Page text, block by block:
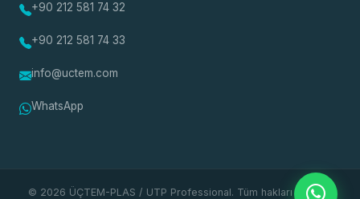
+90 212 581 74 32
+90 212 581 74 33
info@uctem.com
WhatsApp
© 2026 ÜÇTEM-PLAS / UTP Professional. Tüm hakları saklıdır.